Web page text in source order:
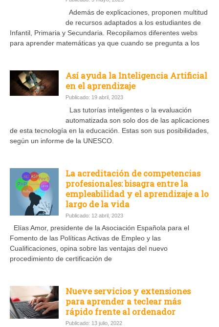
Además de explicaciones, proponen multitud
de recursos adaptados a los estudiantes de
Infantil, Primaria y Secundaria. Recopilamos diferentes webs
para aprender matemáticas ya que cuando se pregunta a los
Así ayuda la Inteligencia Artificial
en el aprendizaje
Publicado: 19 abril, 2023
Las tutorías inteligentes o la evaluación
automatizada son solo dos de las aplicaciones
de esta tecnología en la educación. Estas son sus posibilidades,
según un informe de la UNESCO.
La acreditación de competencias
profesionales: bisagra entre la
empleabilidad y el aprendizaje a lo
largo de la vida
Publicado: 12 abril, 2023
Elías Amor, presidente de la Asociación Española para el
Fomento de las Políticas Activas de Empleo y las
Cualificaciones, opina sobre las ventajas del nuevo
procedimiento de certificación de
Nueve servicios y extensiones
para aprender a teclear más
rápido frente al ordenador
Publicado: 13 julio, 2022